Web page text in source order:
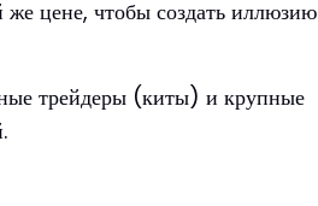
цене, чтобы создать иллюзию
трейдеры (киты) и крупные